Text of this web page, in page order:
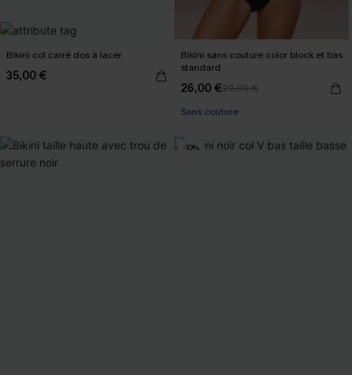
Bikini col carré dos à lacer
35,00 €
Bikini sans couture color block et bas
standard
26,00 €29,00 €
Sans couture
-10%